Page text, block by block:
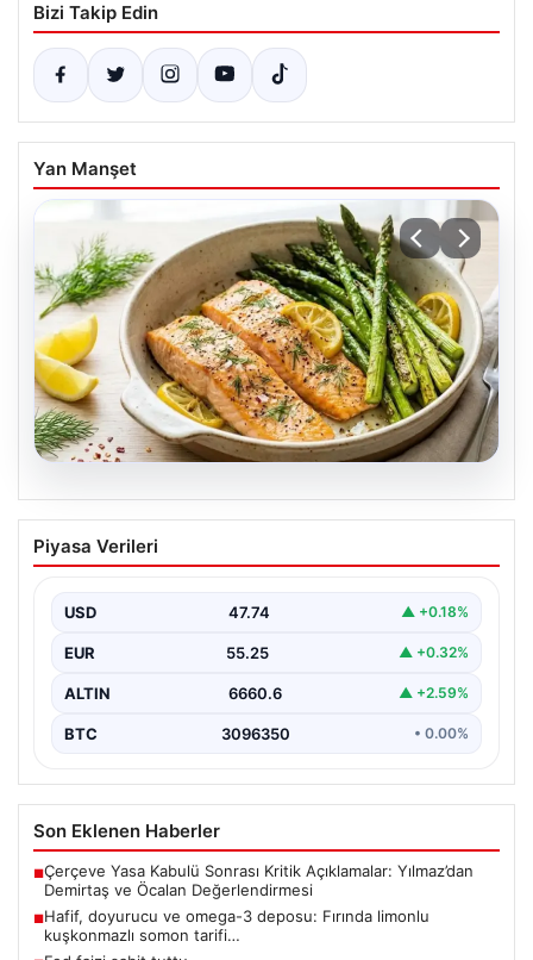
Bizi Takip Edin
Yan Manşet
Hafif, doyurucu ve omega-3 deposu:
Fırında limonlu kuşkonmazlı somon
Piyasa Verileri
USD 47.74 ▲ +0.18%
EUR 55.25 ▲ +0.32%
ALTIN 6660.6 ▲ +2.59%
BTC 3096350 • 0.00%
Son Eklenen Haberler
■Çerçeve Yasa Kabulü Sonrası Kritik Açıklamalar: Yılmaz’dan
Demirtaş ve Öcalan Değerlendirmesi
■Hafif, doyurucu ve omega-3 deposu: Fırında limonlu
kuşkonmazlı somon tarifi…